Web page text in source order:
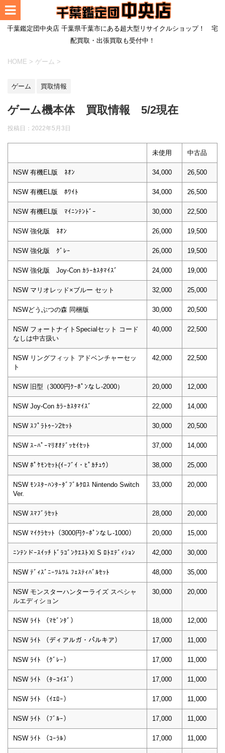
千葉鑑定団中央店 千葉県千葉市にある超大型リサイクルショップ！ 宅
配買取・出張買取も受付中！
HOME > ゲーム >
ゲーム 買取情報
ゲーム機本体 買取情報 5/2現在
投稿日： 2022年5月3日
未使用 中古品
NSW 有機EL版 ﾈｵﾝ 34,000 26,500
NSW 有機EL版 ﾎﾜｲﾄ 34,000 26,500
NSW 有機EL版 ﾏｲﾆﾝﾃﾝﾄﾞｰ 30,000 22,500
NSW 強化版 ﾈｵﾝ 26,000 19,500
NSW 強化版 ｸﾞﾚｰ 26,000 19,500
NSW 強化版 Joy-Con ｶﾗｰｶｽﾀﾏｲｽﾞ 24,000 19,000
NSW マリオレッド×ブルー セット 32,000 25,000
NSWどうぶつの森 同梱版 30,000 20,500
NSW フォートナイトSpecialセット コード
なしは中古扱い
40,000 22,500
NSW リングフィット アドベンチャーセッ
ト
42,000 22,500
NSW 旧型（3000円ｸｰﾎﾟﾝなし-2000） 20,000 12,000
NSW Joy-Con ｶﾗｰｶｽﾀﾏｲｽﾞ 22,000 14,000
NSW ｽﾌﾟﾗﾄｩｰﾝ2ｾｯﾄ 30,000 20,500
NSW ｽｰﾊﾟｰﾏﾘｵｵﾃﾞｯｾｲｾｯﾄ 37,000 14,000
NSW ﾎﾟｹﾓﾝｾｯﾄ(ｲｰﾌﾞｲ・ﾋﾟｶﾁｭｳ） 38,000 25,000
NSW ﾓﾝｽﾀｰﾊﾝﾀｰﾀﾞﾌﾞﾙｸﾛｽ Nintendo Switch
Ver.
33,000 20,000
NSW ｽﾏﾌﾞﾗｾｯﾄ 28,000 20,000
NSW ﾏｲｸﾗｾｯﾄ（3000円ｸｰﾎﾟﾝなし-1000） 20,000 15,000
ﾆﾝﾃﾝドｰｽｲｯﾁ ﾄﾞﾗｺﾞﾝｸｴｽﾄⅪ S ﾛﾄｴﾃﾞｨｼｮﾝ 42,000 30,000
NSW ﾃﾞｨｽﾞﾆｰﾂﾑﾂﾑ ﾌｪｽﾃｨﾊﾞﾙｾｯﾄ 48,000 35,000
NSW モンスターハンターライズ スペシャ
ルエディション
30,000 20,000
NSW ﾗｲﾄ （ﾏｾﾞﾝﾀﾞ） 18,000 12,000
NSW ﾗｲﾄ （ディアルガ・パルキア） 17,000 11,000
NSW ﾗｲﾄ （ｸﾞﾚｰ） 17,000 11,000
NSW ﾗｲﾄ （ﾀｰｺｲｽﾞ） 17,000 11,000
NSW ﾗｲﾄ （ｲｴﾛｰ） 17,000 11,000
NSW ﾗｲﾄ （ﾌﾞﾙｰ） 17,000 11,000
NSW ﾗｲﾄ （ｺｰﾗﾙ） 17,000 11,000